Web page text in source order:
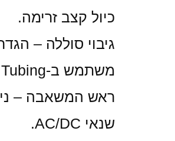
כיול קצב זרימה.
גיבוי סוללה –
משתמש ב-PharMed® Tubing עם חיים ארוכים באיכות גבוהה.
ראש המשאבה –
שנאי AC/DC.